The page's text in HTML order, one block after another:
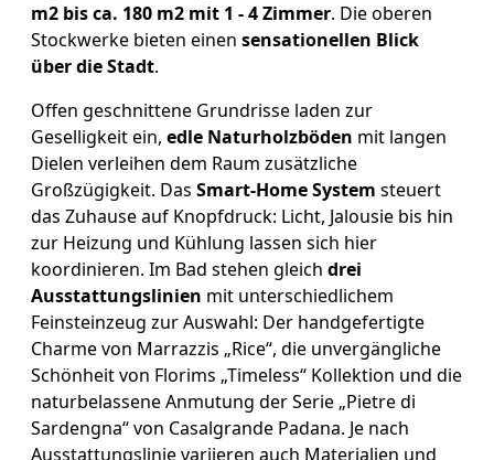
m2 bis ca. 180 m2 mit 1 - 4 Zimmer. Die oberen
Stockwerke bieten einen sensationellen Blick
über die Stadt.
Offen geschnittene Grundrisse laden zur
Geselligkeit ein, edle Naturholzböden mit langen
Dielen verleihen dem Raum zusätzliche
Großzügigkeit. Das Smart-Home System steuert
das Zuhause auf Knopfdruck: Licht, Jalousie bis hin
zur Heizung und Kühlung lassen sich hier
koordinieren. Im Bad stehen gleich drei
Ausstattungslinien mit unterschiedlichem
Feinsteinzeug zur Auswahl: Der handgefertigte
Charme von Marrazzis „Rice“, die unvergängliche
Schönheit von Florims „Timeless“ Kollektion und die
naturbelassene Anmutung der Serie „Pietre di
Sardengna“ von Casalgrande Padana. Je nach
Ausstattungslinie variieren auch Materialien und